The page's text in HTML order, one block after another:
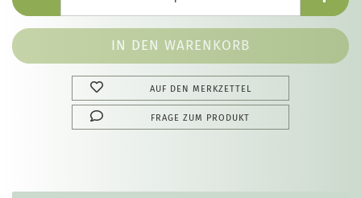
AUF DEN MERKZETTEL
FRAGE ZUM PRODUKT